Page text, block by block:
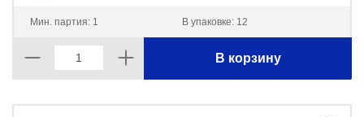
Мин. партия: 1 В упаковке: 12
В корзину